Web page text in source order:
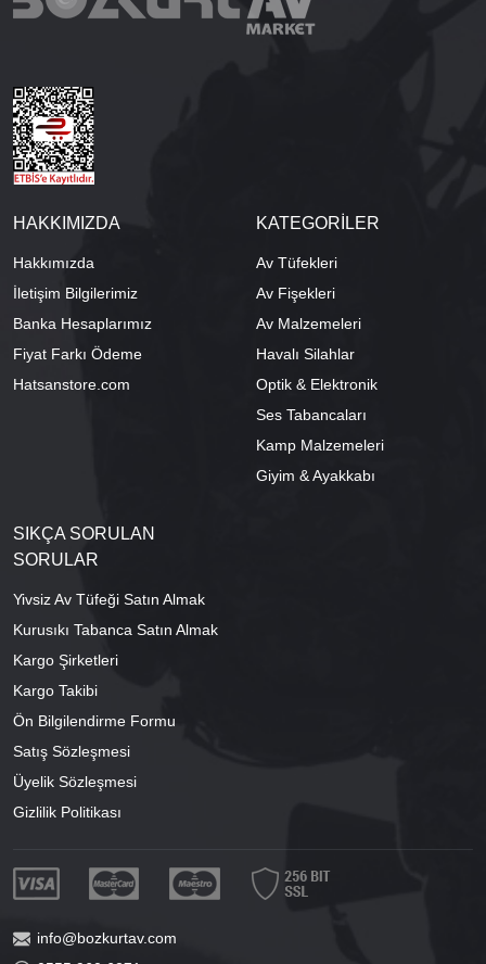
HAKKIMIZDA
Hakkımızda
İletişim Bilgilerimiz
Banka Hesaplarımız
Fiyat Farkı Ödeme
Hatsanstore.com
KATEGORİLER
Av Tüfekleri
Av Fişekleri
Av Malzemeleri
Havalı Silahlar
Optik & Elektronik
Ses Tabancaları
Kamp Malzemeleri
Giyim & Ayakkabı
SIKÇA SORULAN
SORULAR
Yivsiz Av Tüfeği Satın Almak
Kurusıkı Tabanca Satın Almak
Kargo Şirketleri
Kargo Takibi
Ön Bilgilendirme Formu
Satış Sözleşmesi
Üyelik Sözleşmesi
Gizlilik Politikası
info@bozkurtav.com